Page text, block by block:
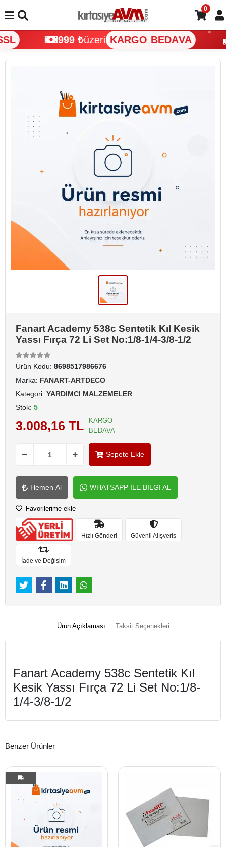
999 ₺ üzeri KARGO BEDAVA
0
Fanart Academy 538c Sentetik Kıl Kesik
Yassı Fırça 72 Li Set No:1/8-1/4-3/8-1/2
Ürün Kodu: 8698517986676
Marka: FANART-ARTDECO
Kategori: YARDIMCI MALZEMELER
Stok: 5
3.008,16 TL
KARGO
BEDAVA
Sepete Ekle
Hemen Al WHATSAPP İLE BİLGİ AL
Favorilerime ekle
Hızlı Gönderi Güvenli Alışveriş
İade ve Değişim
Ürün Açıklaması Taksit Seçenekleri
Fanart Academy 538c Sentetik Kıl
Kesik Yassı Fırça 72 Li Set No:1/8-
1/4-3/8-1/2
Benzer Ürünler